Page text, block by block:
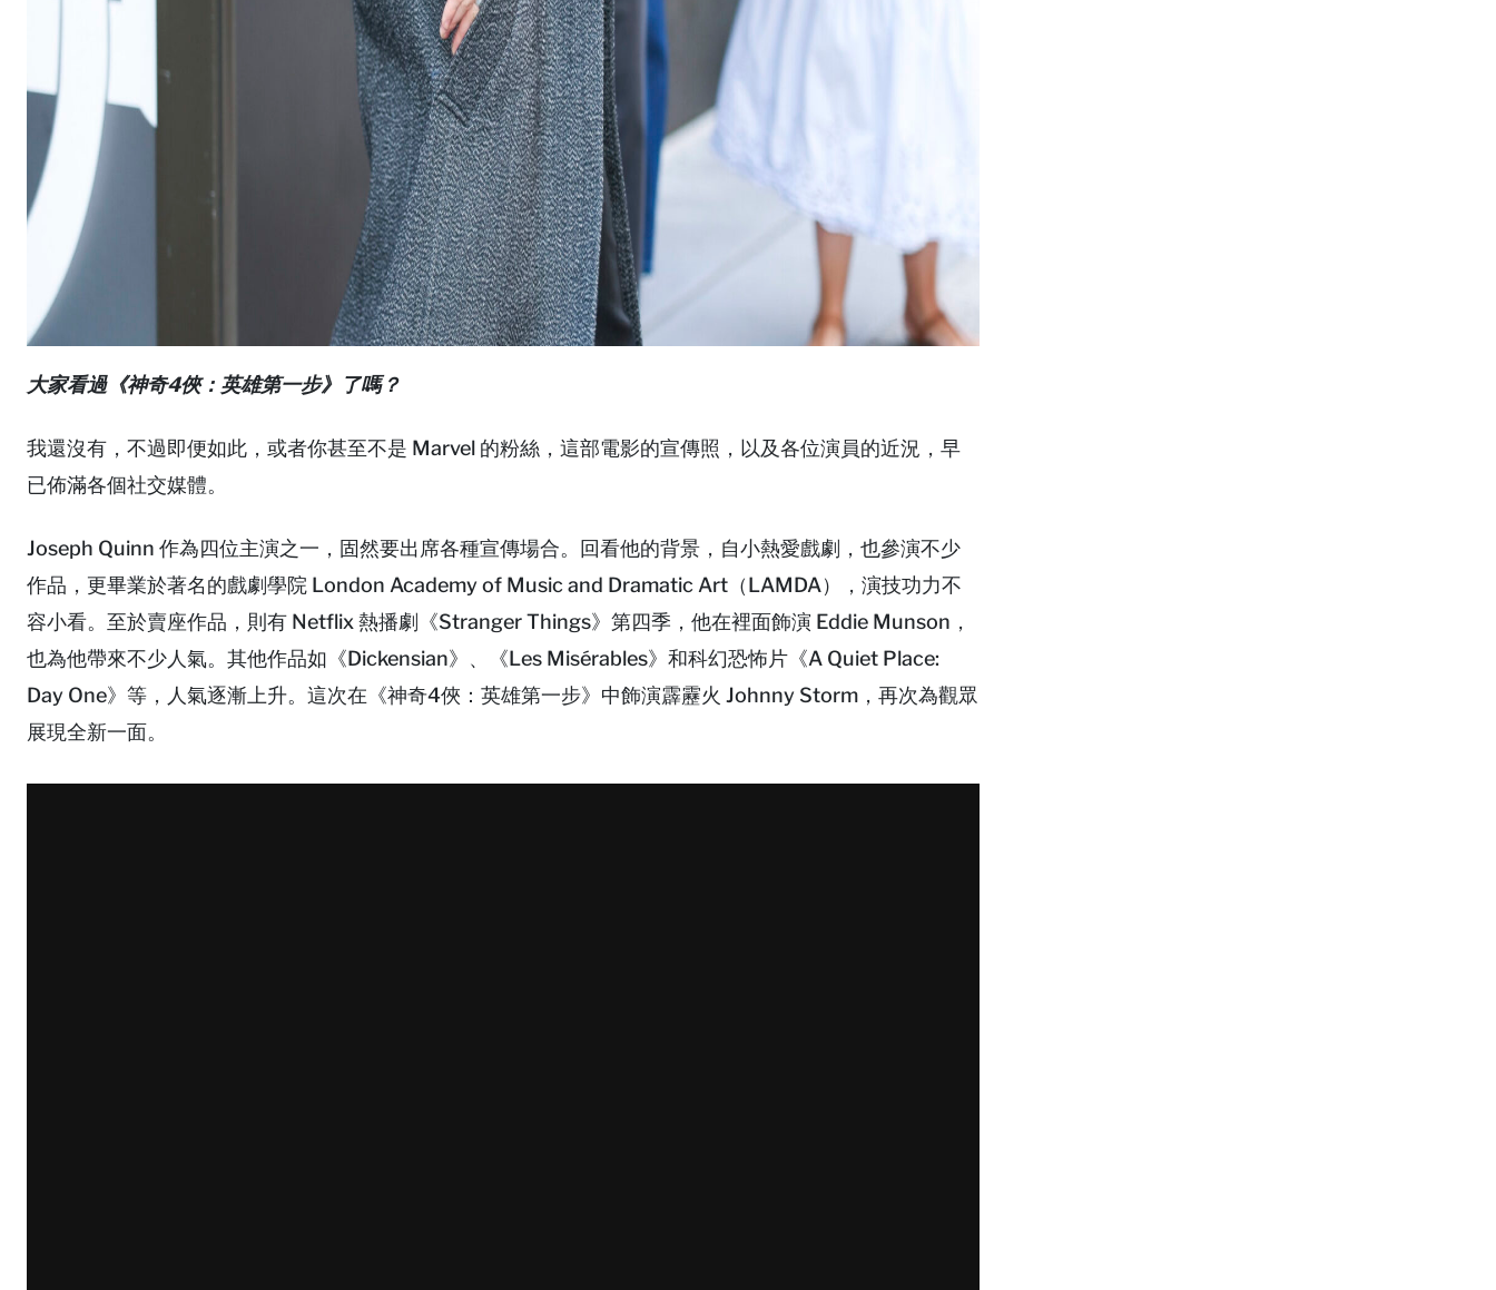
大家看過《神奇4俠：英雄第一步》了嗎？
我還沒有，不過即便如此，或者你甚至不是 Marvel 的粉絲，這部電影的宣傳照，以及各位演員的近況，早
已佈滿各個社交媒體。
Joseph Quinn 作為四位主演之一，固然要出席各種宣傳場合。回看他的背景，自小熱愛戲劇，也參演不少
作品，更畢業於著名的戲劇學院 London Academy of Music and Dramatic Art（LAMDA），演技功力不
容小看。至於賣座作品，則有 Netflix 熱播劇《Stranger Things》第四季，他在裡面飾演 Eddie Munson，
也為他帶來不少人氣。其他作品如《Dickensian》、《Les Misérables》和科幻恐怖片《A Quiet Place:
Day One》等，人氣逐漸上升。這次在《神奇4俠：英雄第一步》中飾演霹靂火 Johnny Storm，再次為觀眾
展現全新一面。